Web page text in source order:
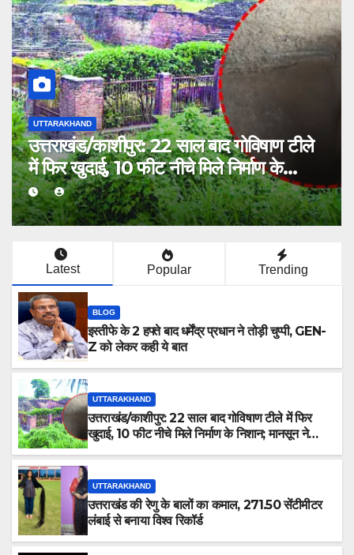
UTTARAKHAND
उत्तराखंड की रेणु के बालों का कमाल, 271.50
सेंटीमीटर लंबाई से बनाया विश्व रिकॉर्ड
Latest Popular Trending
BLOG
इस्तीफे के 2 हफ्ते बाद धर्मेंद्र प्रधान ने तोड़ी चुप्पी, GEN-
Z को लेकर कही ये बात
UTTARAKHAND
उत्तराखंड/काशीपुर: 22 साल बाद गोविषाण टीले में फिर
खुदाई, 10 फीट नीचे मिले निर्माण के निशान; मानसून ने
UTTARAKHAND
उत्तराखंड की रेणु के बालों का कमाल, 271.50 सेंटीमीटर
लंबाई से बनाया विश्व रिकॉर्ड